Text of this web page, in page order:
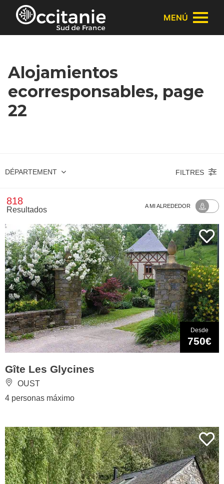
Panel de gestión de cookies
MENÚ
Alojamientos
ecorresponsables, page
22
DÉPARTEMENT FILTRES
818
Resultados A MI ALREDEDOR
Desde
750€
Gîte Les Glycines
OUST
4 personas máximo